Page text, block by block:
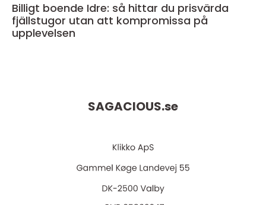
Billigt boende Idre: så hittar du prisvärda
fjällstugor utan att kompromissa på
upplevelsen
SAGACIOUS.se